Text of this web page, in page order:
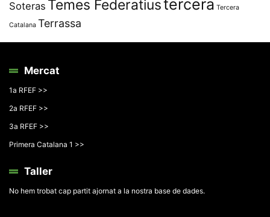
Soteras Temes Federatiustercera Tercera
Catalana Terrassa
Mercat
1a RFEF >>
2a RFEF >>
3a RFEF >>
Primera Catalana 1 >>
Taller
No hem trobat cap partit ajornat a la nostra base de dades.